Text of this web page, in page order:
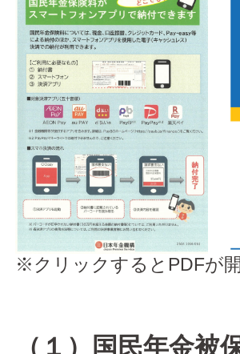
※クリックするとPDFが開
（１）国民年金被